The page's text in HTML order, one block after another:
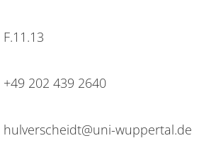
Raumnummer
F.11.13
Sekretariat Telefon
+49 202 439 2640
Sekretariat E-Mail-Adresse
hulverscheidt@uni-wuppertal.de